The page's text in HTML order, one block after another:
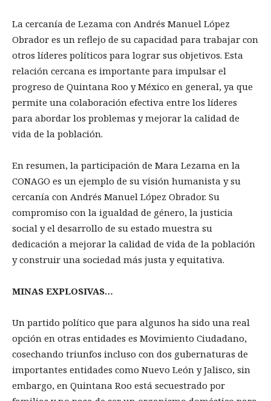
La cercanía de Lezama con Andrés Manuel López
Obrador es un reflejo de su capacidad para trabajar con
otros líderes políticos para lograr sus objetivos. Esta
relación cercana es importante para impulsar el
progreso de Quintana Roo y México en general, ya que
permite una colaboración efectiva entre los líderes
para abordar los problemas y mejorar la calidad de
vida de la población.
En resumen, la participación de Mara Lezama en la
CONAGO es un ejemplo de su visión humanista y su
cercanía con Andrés Manuel López Obrador. Su
compromiso con la igualdad de género, la justicia
social y el desarrollo de su estado muestra su
dedicación a mejorar la calidad de vida de la población
y construir una sociedad más justa y equitativa.
MINAS EXPLOSIVAS…
Un partido político que para algunos ha sido una real
opción en otras entidades es Movimiento Ciudadano,
cosechando triunfos incluso con dos gubernaturas de
importantes entidades como Nuevo León y Jalisco, sin
embargo, en Quintana Roo está secuestrado por